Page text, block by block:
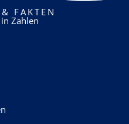
FAKTEN
Zahlen